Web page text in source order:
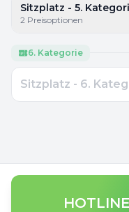
Sitzplatz - 5.
2 Preisoptionen
6. Kategorie
Sitzplatz - 6.